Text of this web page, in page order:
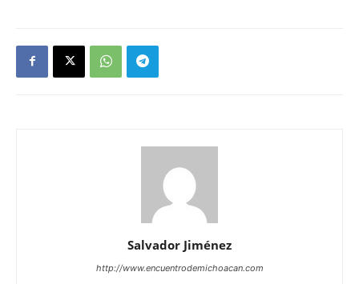
Salvador Jiménez
http://www.encuentrodemichoacan.com